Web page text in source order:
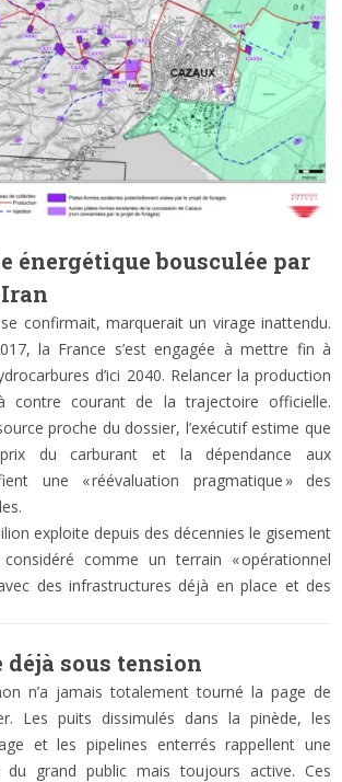
énergétique bousculée par
confirmait, marquerait un virage inattendu.
la France s’est engagée à mettre fin à
d’ici 2040. Relancer la production
contre courant de la trajectoire officielle.
proche du dossier, l’exécutif estime que
du carburant et la dépendance aux
une « réévaluation pragmatique » des
exploite depuis des décennies le gisement
comme un terrain « opérationnel
des infrastructures déjà en place et des
sous tension
n’a jamais totalement tourné la page de
Les puits dissimulés dans la pinède, les
et les pipelines enterrés rappellent une
du grand public mais toujours active. Ces